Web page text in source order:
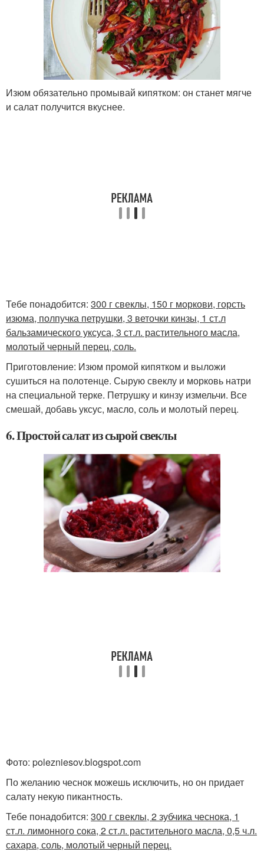
Изюм обязательно промывай кипятком: он станет мягче
и салат получится вкуснее.
Тебе понадобится: 300 г свеклы, 150 г моркови, горсть
изюма, полпучка петрушки, 3 веточки кинзы, 1 ст.л
бальзамического уксуса, 3 ст.л. растительного масла,
молотый черный перец, соль.
Приготовление: Изюм промой кипятком и выложи
сушиться на полотенце. Сырую свеклу и морковь натри
на специальной терке. Петрушку и кинзу измельчи. Все
смешай, добавь уксус, масло, соль и молотый перец.
6. Простой салат из сырой свеклы
Фото: polezniesov.blogspot.com
По желанию чеснок можешь исключить, но он придает
салату некую пикантность.
Тебе понадобится: 300 г свеклы, 2 зубчика чеснока, 1
ст.л. лимонного сока, 2 ст.л. растительного масла, 0,5 ч.л.
сахара, соль, молотый черный перец.